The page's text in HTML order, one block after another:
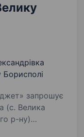
(с. Велика
р-ну)